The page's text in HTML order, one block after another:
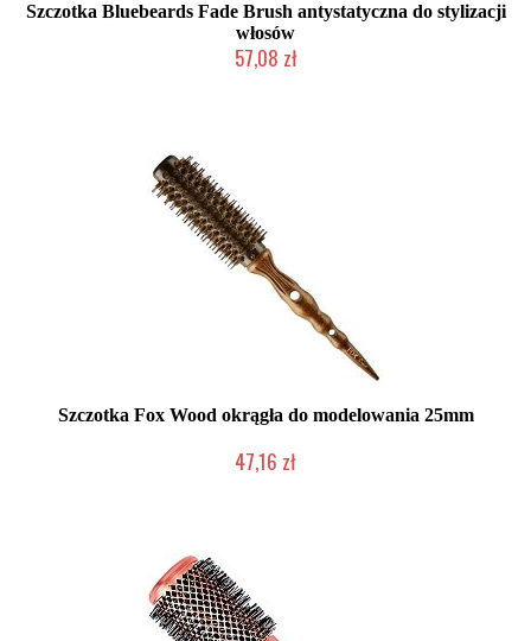
Szczotka Bluebeards Fade Brush antystatyczna do stylizacji
włosów
57,08 zł
Szczotka Fox Wood okrągła do modelowania 25mm
47,16 zł